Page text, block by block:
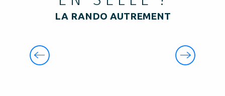
LA RANDO AUTREMENT